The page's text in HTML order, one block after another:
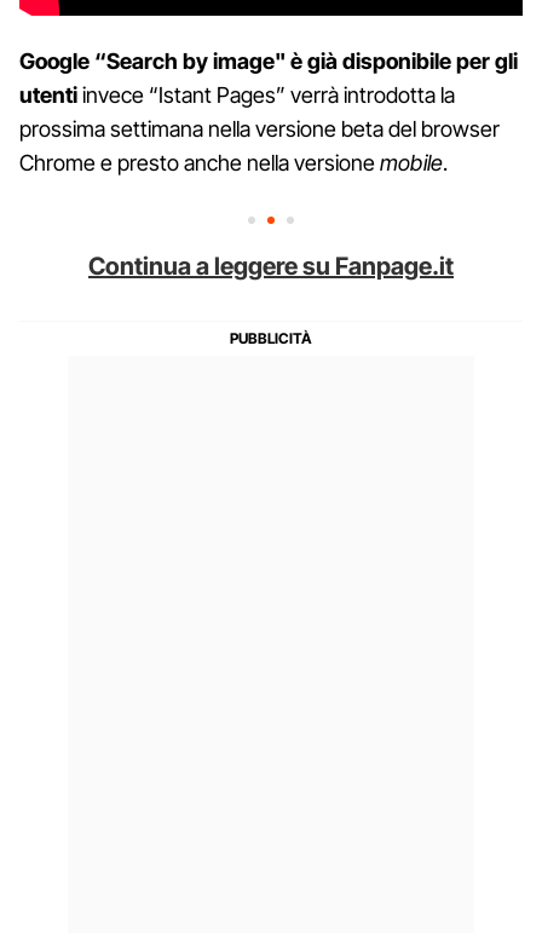
Google “Search by image" è già disponibile per gli
utentiinvece “Istant Pages” verrà introdotta la
prossima settimana nella versione beta del browser
Chrome e presto anche nella versionemobile.
Continua a leggere su Fanpage.it